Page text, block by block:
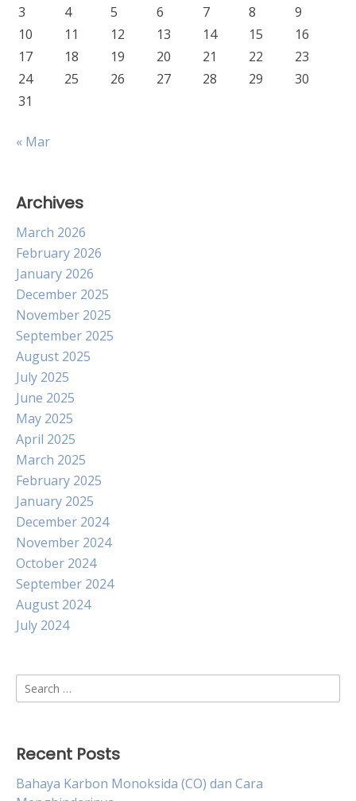
3
4 5 6 7 8
9
10
11 12 13 14 15
16
17
18 19 20 21 22
23
24
25 26 27 28 29
30
31
« Mar
Archives
March 2026
February 2026
January 2026
December 2025
November 2025
September 2025
August 2025
July 2025
June 2025
May 2025
April 2025
March 2025
February 2025
January 2025
December 2024
November 2024
October 2024
September 2024
August 2024
July 2024
Search
for:
Recent Posts
Bahaya Karbon Monoksida (CO) dan Cara